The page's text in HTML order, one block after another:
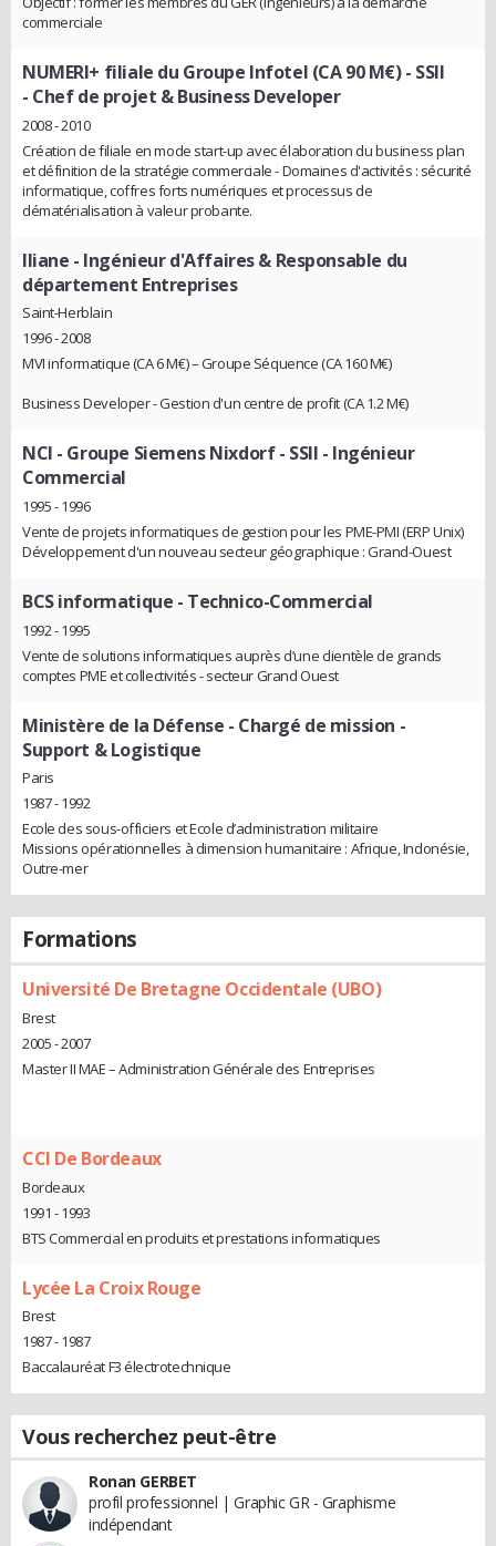
commerciale
NUMERI+ filiale du Groupe Infotel (CA 90 M€) - SSII
- Chef de projet & Business Developer
2008 - 2010
Création de filiale en mode start-up avec élaboration du business plan
et définition de la stratégie commerciale - Domaines d'activités : sécurité
informatique, coffres forts numériques et processus de
dématérialisation à valeur probante.
Iliane - Ingénieur d'Affaires & Responsable du
département Entreprises
Saint-Herblain
1996 - 2008
MVI informatique (CA 6 M€) – Groupe Séquence (CA 160 M€)
Business Developer - Gestion d'un centre de profit (CA 1.2 M€)
NCI - Groupe Siemens Nixdorf - SSII - Ingénieur
Commercial
1995 - 1996
Vente de projets informatiques de gestion pour les PME-PMI (ERP Unix)
Développement d'un nouveau secteur géographique : Grand-Ouest
BCS informatique - Technico-Commercial
1992 - 1995
Vente de solutions informatiques auprès d’une clientèle de grands
comptes PME et collectivités - secteur Grand Ouest
Ministère de la Défense - Chargé de mission -
Support & Logistique
Paris
1987 - 1992
Ecole des sous-officiers et Ecole d’administration militaire
Missions opérationnelles à dimension humanitaire : Afrique, Indonésie,
Outre-mer
Formations
Université De Bretagne Occidentale (UBO)
Brest
2005 - 2007
Master II MAE – Administration Générale des Entreprises
CCI De Bordeaux
Bordeaux
1991 - 1993
BTS Commercial en produits et prestations informatiques
Lycée La Croix Rouge
Brest
1987 - 1987
Baccalauréat F3 électrotechnique
Vous recherchez peut-être
Ronan GERBET
profil professionnel | Graphic GR - Graphisme
indépendant